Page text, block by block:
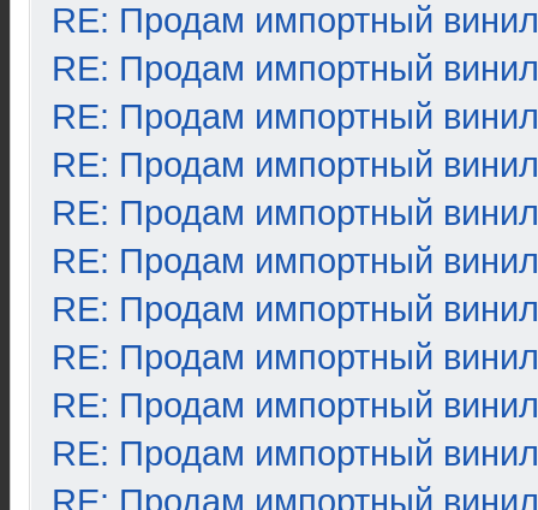
RE: Продам импортный винил
RE: Продам импортный винил
RE: Продам импортный винил
RE: Продам импортный винил
RE: Продам импортный винил
RE: Продам импортный винил
RE: Продам импортный винил
RE: Продам импортный винил
RE: Продам импортный винил
RE: Продам импортный винил
RE: Продам импортный винил